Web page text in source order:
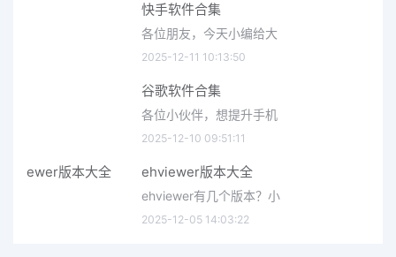
快手软件合集
各位朋友，今天小编给大
2025-12-11 10:13:50
谷歌软件合集
各位小伙伴，想提升手机
2025-12-10 09:51:11
ehviewer版本大全
ehviewer有几个版本？小
2025-12-05 14:03:22